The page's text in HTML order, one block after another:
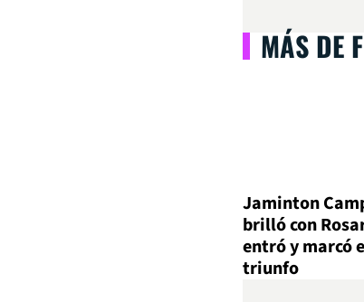
MÁS DE
Jaminton
brilló con
entró y marcó
triunfo